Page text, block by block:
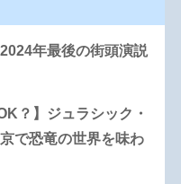
年最後の街頭演説
？】ジュラシック・
で恐竜の世界を味わ